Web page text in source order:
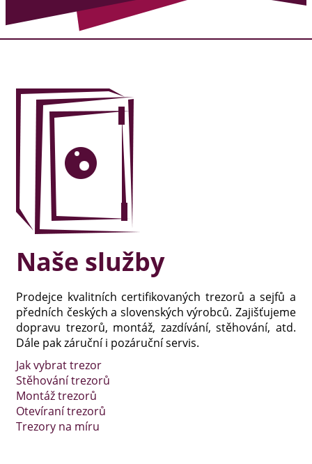
Naše služby
Prodejce kvalitních certifikovaných trezorů a sejfů a
předních českých a slovenských výrobců. Zajišťujeme
dopravu trezorů, montáž, zazdívání, stěhování, atd.
Dále pak záruční i pozáruční servis.
Jak vybrat trezor
Stěhování trezorů
Montáž trezorů
Otevíraní trezorů
Trezory na míru